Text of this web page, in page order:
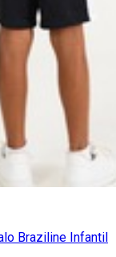
Braziline Infantil